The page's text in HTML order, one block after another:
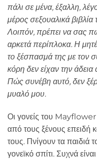
πάλι σε μένα, έξαλλη,
μέρος σεξουαλικά βιβλία
Λοιπόν, πρέπει να σας
αρκετά περίπλοκα. Η
το ξέσπασμά της με τον
κόρη δεν είχαν την
Πώς συνέβη αυτό, δεν
μυαλό μου.
Οι γονείς του Mayflower
από τους ξένους επειδή
τους. Πνίγουν τα παιδιά
γονεϊκό σπίτι. Συχνά